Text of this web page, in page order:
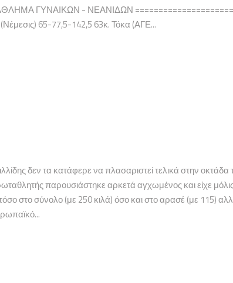
ΓΥΝΑΙΚΩΝ - ΝΕΑΝΙΔΩΝ
65-77,5-142,5 63κ. Τόκα (ΑΓΕ...
δεν τα κατάφερε να πλασαριστεί τελικά στην οκτάδα
παρουσιάστηκε αρκετά αγχωμένος και είχε
στο σύνολο (με 250 κιλά) όσο και στο αρασέ (με 115)